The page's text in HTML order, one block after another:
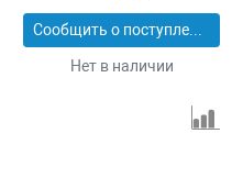
Сообщить о поступлении
Нет в наличии